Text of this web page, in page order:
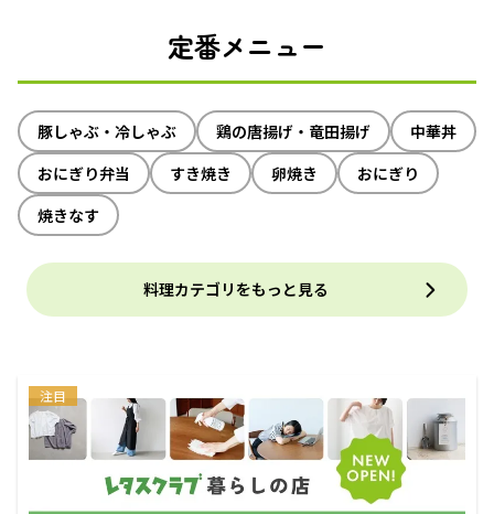
定番メニュー
豚しゃぶ・冷しゃぶ 鶏の唐揚げ・竜田揚げ
中華丼
おにぎり弁当
すき焼き 卵焼き
おにぎり
焼きなす
料理カテゴリをもっと見る
注目